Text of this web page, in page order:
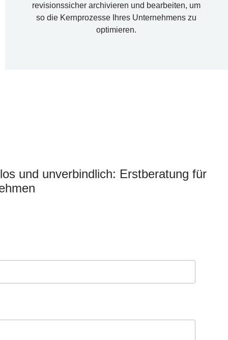
revisionssicher archivieren und bearbeiten, um
so die Kernprozesse Ihres Unternehmens zu
optimieren.
und unverbindlich: Erstberatung für